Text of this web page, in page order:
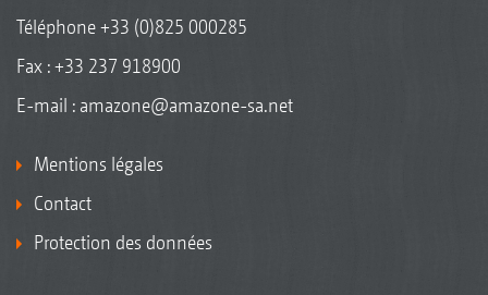
Téléphone+33 (0)825 000285
Fax : +33 237 918900
E-mail : amazone@amazone-sa.net
Mentions légales
Contact
Protection des données